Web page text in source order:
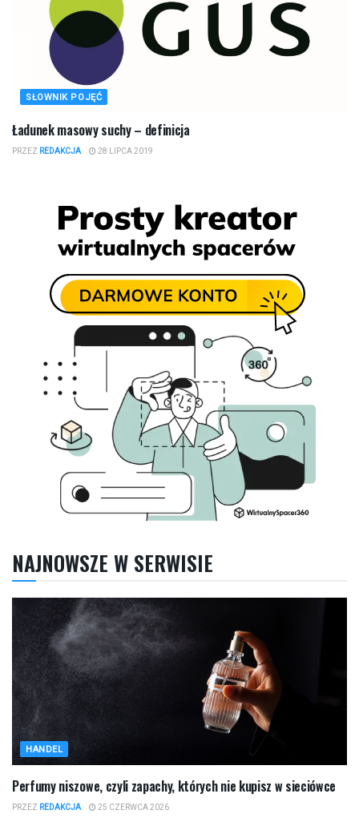
SŁOWNIK POJĘĆ
Ładunek masowy suchy – definicja
PRZEZ REDAKCJA 28 LIPCA 2019
NAJNOWSZE W SERWISIE
HANDEL
Perfumy niszowe, czyli zapachy, których nie kupisz w sieciówce
PRZEZ REDAKCJA 25 CZERWCA 2026